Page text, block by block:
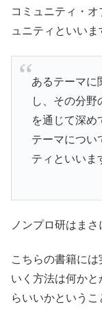
コミュニティ・
ュニティといいま
あるテーマに
し、その分野
を通じて深め
テーマについ
ティといいま
ノンプロ研はまさ
こちらの書籍に
いく方法は何か
らいいかというこ